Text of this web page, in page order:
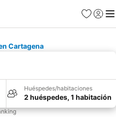
Favoritos
Iniciar
Cartagena
Huéspedes/habitaciones
2 huéspedes, 1 habitación